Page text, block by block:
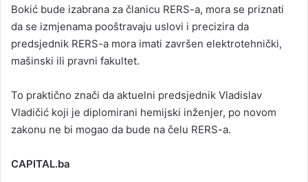
Bokić bude izabrana za članicu RERS-a, mora se priznati
da se izmjenama pooštravaju uslovi i precizira da
predsjednik RERS-a mora imati završen elektrotehnički,
mašinski ili pravni fakultet.
To praktično znači da aktuelni predsjednik Vladislav
Vladičić koji je diplomirani hemijski inženjer, po novom
zakonu ne bi mogao da bude na čelu RERS-a.
CAPITAL.ba